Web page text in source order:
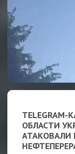
ОБЛАСТИ
АТАКОВАЛИ